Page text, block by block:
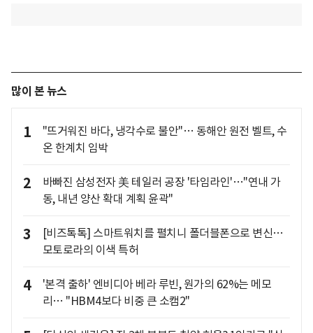
많이 본 뉴스
1
"뜨거워진 바다, 냉각수로 불안"… 동해안 원전 벨트, 수
온 한계치 임박
2
바빠진 삼성전자 美 테일러 공장 '타임라인'…"연내 가
동, 내년 양산 확대 계획 윤곽"
3
[비즈톡톡] 스마트워치를 펼치니 폴더블폰으로 변신…
모토로라의 이색 특허
4
'본격 출하' 엔비디아 베라 루빈, 원가의 62%는 메모
리… "HBM4보다 비중 큰 소캠2"